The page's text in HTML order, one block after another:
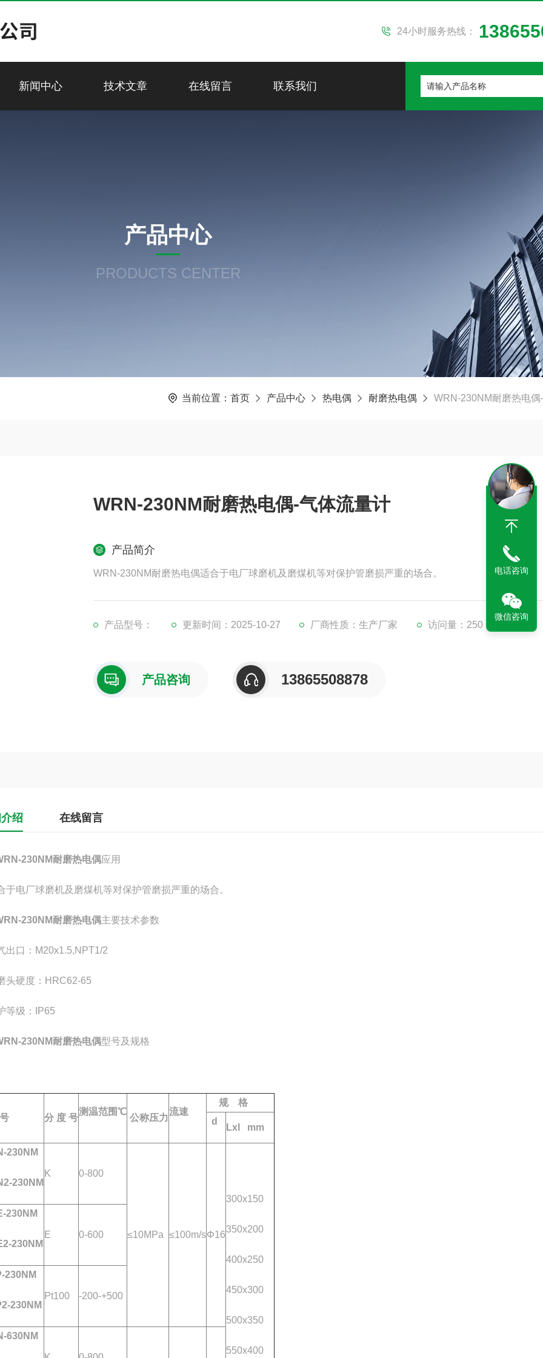
24小时服务热线：
新闻中心 技术文章 在线留言 联系我们
产品中心
PRODUCTS CENTER
当前位置： 首页 产品中心 热电偶 耐磨热电偶 WRN-230NM耐磨热电
WRN-230NM耐磨热电偶-气体流量计
产品简介
WRN-230NM耐磨热电偶适合于电厂球磨机及磨煤机等对保护管磨损严重的场合。
产品型号： 更新时间：2025-10-27 厂商性质：生产厂家 访问量：250
产品咨询 13865508878
绍 在线留言
230NM耐磨热电偶应用
电厂球磨机及磨煤机等对保护管磨损严重的场合。
230NM 耐磨热电偶主要技术参数
口：M20x1.5,NPT1/2
硬度：HRC62-65
级：IP65
230NM耐磨热电偶型号及规格
分 度 号
测温范围℃
公称压力
流速
规 格
d
Lxl mm
230NM
230NM
K 0-800
≤10MPa ≤100m/sΦ16
300x150
350x200
400x250
450x300
500x350
550x400
230NM
230NM
E 0-600
230NM
230NM
Pt100 -200-+500
630NM
电话咨询
微信咨询